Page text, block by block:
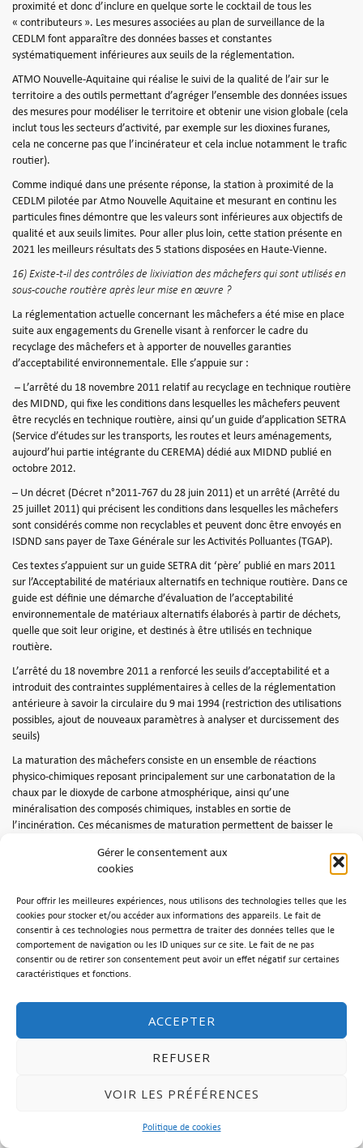
Gérer le consentement aux
cookies
Pour offrir les meilleures expériences, nous utilisons des technologies telles que les
cookies pour stocker et/ou accéder aux informations des appareils. Le fait de
consentir à ces technologies nous permettra de traiter des données telles que le
comportement de navigation ou les ID uniques sur ce site. Le fait de ne pas
consentir ou de retirer son consentement peut avoir un effet négatif sur certaines
caractéristiques et fonctions.
ACCEPTER
REFUSER
VOIR LES PRÉFÉRENCES
Politique de cookies
proximité et donc d’inclure en quelque sorte le cocktail de tous les
« contributeurs ». Les mesures associées au plan de surveillance de la
CEDLM font apparaître des données basses et constantes
systématiquement inférieures aux seuils de la réglementation.
ATMO Nouvelle-Aquitaine qui réalise le suivi de la qualité de l’air sur le
territoire a des outils permettant d’agréger l’ensemble des données issues
des mesures pour modéliser le territoire et obtenir une vision globale (cela
inclut tous les secteurs d’activité, par exemple sur les dioxines furanes,
cela ne concerne pas que l’incinérateur et cela inclue notamment le trafic
routier).
Comme indiqué dans une présente réponse, la station à proximité de la
CEDLM pilotée par Atmo Nouvelle Aquitaine et mesurant en continu les
particules fines démontre que les valeurs sont inférieures aux objectifs de
qualité et aux seuils limites. Pour aller plus loin, cette station présente en
2021 les meilleurs résultats des 5 stations disposées en Haute-Vienne.
16) Existe-t-il des contrôles de lixiviation des mâchefers qui sont utilisés en
sous-couche routière après leur mise en œuvre ?
La réglementation actuelle concernant les mâchefers a été mise en place
suite aux engagements du Grenelle visant à renforcer le cadre du
recyclage des mâchefers et à apporter de nouvelles garanties
d’acceptabilité environnementale. Elle s’appuie sur :
– L’arrêté du 18 novembre 2011 relatif au recyclage en technique routière
des MIDND, qui fixe les conditions dans lesquelles les mâchefers peuvent
être recyclés en technique routière, ainsi qu’un guide d’application SETRA
(Service d’études sur les transports, les routes et leurs aménagements,
aujourd’hui partie intégrante du CEREMA) dédié aux MIDND publié en
octobre 2012.
– Un décret (Décret n°2011-767 du 28 juin 2011) et un arrêté (Arrêté du
25 juillet 2011) qui précisent les conditions dans lesquelles les mâchefers
sont considérés comme non recyclables et peuvent donc être envoyés en
ISDND sans payer de Taxe Générale sur les Activités Polluantes (TGAP).
Ces textes s’appuient sur un guide SETRA dit ‘père’ publié en mars 2011
sur l’Acceptabilité de matériaux alternatifs en technique routière. Dans ce
guide est définie une démarche d’évaluation de l’acceptabilité
environnementale de matériaux alternatifs élaborés à partir de déchets,
quelle que soit leur origine, et destinés à être utilisés en technique
routière.
L’arrêté du 18 novembre 2011 a renforcé les seuils d’acceptabilité et a
introduit des contraintes supplémentaires à celles de la réglementation
antérieure à savoir la circulaire du 9 mai 1994 (restriction des utilisations
possibles, ajout de nouveaux paramètres à analyser et durcissement des
seuils)
La maturation des mâchefers consiste en un ensemble de réactions
physico-chimiques reposant principalement sur une carbonatation de la
chaux par le dioxyde de carbone atmosphérique, ainsi qu’une
minéralisation des composés chimiques, instables en sortie de
l’incinération. Ces mécanismes de maturation permettent de baisser le
réduire son potentiel polluant en rendant insolubles les hydroxydes de la
plus grande partie des métaux lourds. Ils permettent également au
géotechniques et environnementales stables. Cette phase de maturation
est de l’ordre de 1 à 12 mois selon les conditions d’échange physico-
chimique avec l’air ambiant.
Les mâchefers ne sont utilisés en sous couche routière que s’ils répondent
à des critères précis garantissant leur compatibilité avec cet usage.
résultats obtenus avec les valeurs réglementaires. La teneur intrinsèque
et dioxines et furannes) est évaluée sur la base des résultats d’une analyse
mâchefer élaboré à caractériser. Le comportement à la lixiviation est
conformément à la norme NF EN 12457-2 [1] sur un échantillon